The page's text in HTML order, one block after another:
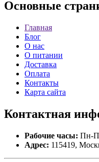
Основные
Главная
Блог
О нас
О питании
Доставка
Оплата
Контакты
Карта сайта
Контактная
Рабочие часы: Пн-
Адрес: 115419,